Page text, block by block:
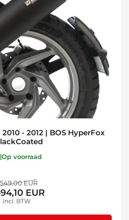
2010 - 2012 | BOS HyperFox
Op voorraad
EURAanbiedingsprijs
EUR
Incl. BTW